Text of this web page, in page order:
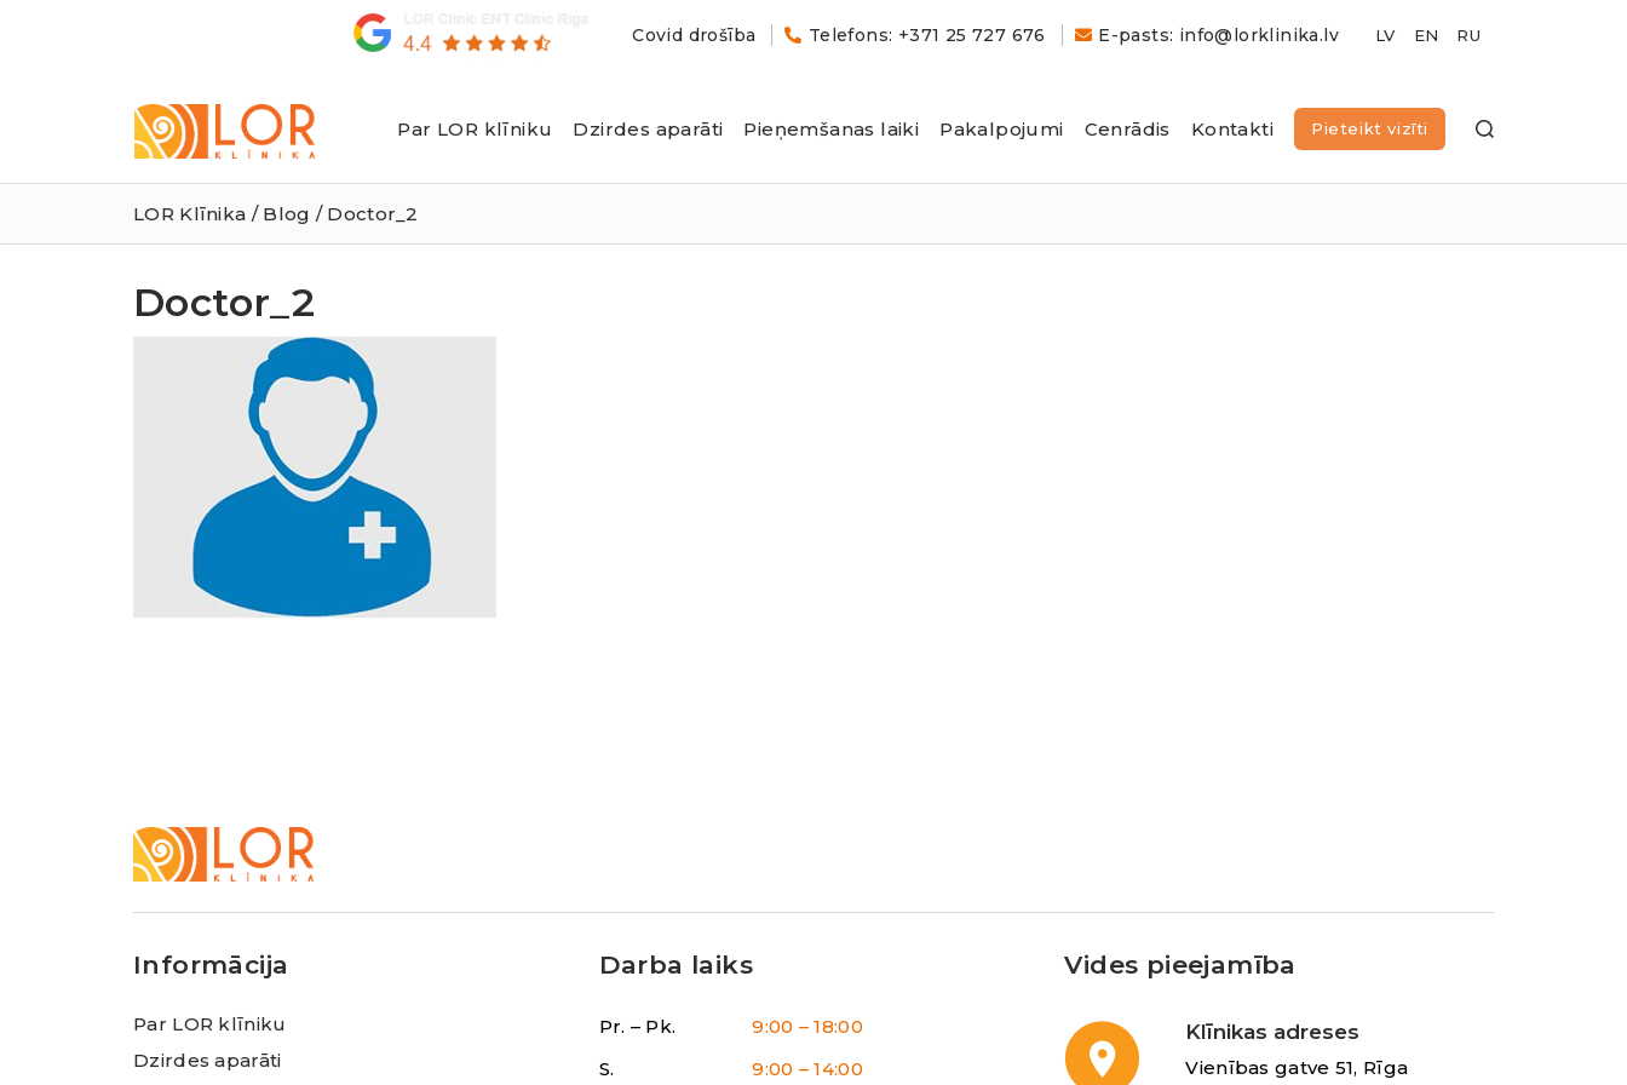
Covid drošība Telefons: +371 25 727 676 E-pasts: info@lorklinika.lv
Klīnika
Par LOR klīniku Dzirdes aparāti Pieņemšanas laiki Pakalpojumi Cenrādis Kontakti Pieteikt vizīti
LOR Klīnika / Blog / Doctor_2
Doctor_2
Klīnika
Informācija
Par LOR klīniku
Dzirdes aparāti
Darba laiks
Pr. – Pk.
9:00 – 18:00
S.
9:00 – 14:00
Vides pieejamība
Klīnikas adreses
Vienības gatve 51, Rīga